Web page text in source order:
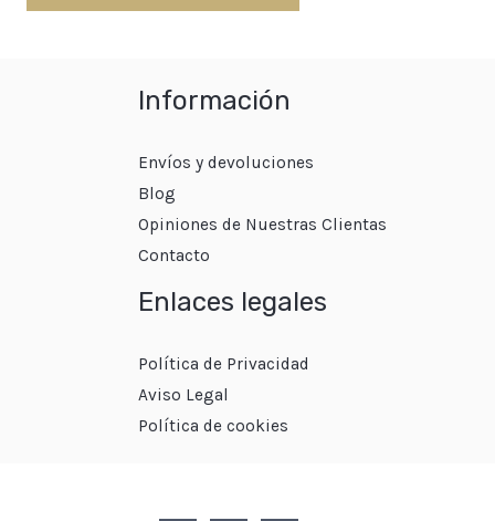
Información
Envíos y devoluciones
Blog
Opiniones de Nuestras Clientas
Contacto
Enlaces legales
Política de Privacidad
Aviso Legal
Política de cookies